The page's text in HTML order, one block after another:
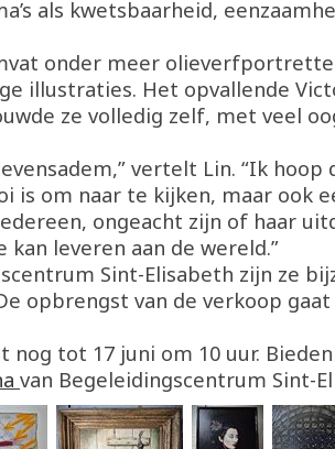
als kwetsbaarheid,
onder meer
illustraties. Het opvallende
ze volledig zelf, met veel
vertelt Lin. “Ik
is om naar te kijken, maar ook
ongeacht zijn of haar
kan leveren aan de wereld.”
Sint-Elisabeth zijn ze
opbrengst van de verkoop
nog tot 17 juni om 10 uur.
van Begeleidingscentrum Sint-